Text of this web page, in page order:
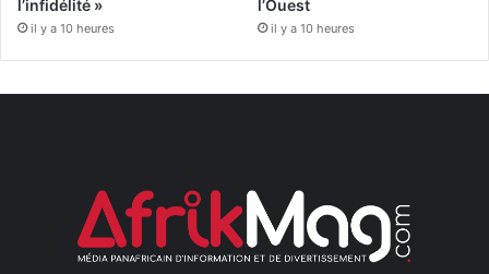
l’infidélité »
il y a 10 heures
l’Ouest
il y a 10 heures